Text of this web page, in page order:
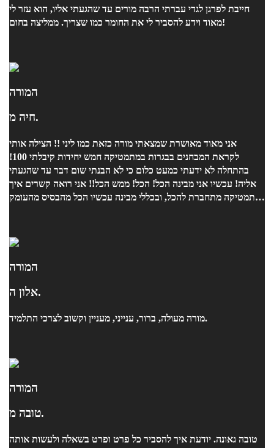
חייבת לפרגן לגדי עברתי הרבה מורים עד שהגעתי אליו, הוא עזר לי
מאוד וידע להסביר לי את החומר כמו שצריך. ממליצה בחום!
המורה
חיה מ.
אני מאוד מאושרת שמצאתי מורה כזאת כמו ליני !! הצילה אותי
לקראת המבחנים בבגרות במתמטיקה חמש יחידות קיבלתי 100!
בהתחלה לא ידעתי כמעט כלום כי לא הבנתי שום דבר עד שהגעתי
אליה! עכשיו אני מבינה הכל! הכל! ממש הכל!! אני רואה קשרים איך
מתמטיקה מתחברת להכל, ובכללי מבינה עכשיו הכל מהבסיס מהעומק
המורה
אלון ה.
מורה מעולה, ברור, ענייני, מעניין וקשוב לצרכי התלמיד.
המורה
טובה מ.
טובה גאונה. יודעת איך להסביר כל פרט ופרט בשאלה ולעשות אותה